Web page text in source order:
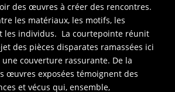
des œuvres à créer des rencontres.
les matériaux, les motifs, les
les individus. La courtepointe réunit
des pièces disparates ramassées ici
couverture rassurante. De la
œuvres exposées témoignent des
et vécus qui, ensemble,